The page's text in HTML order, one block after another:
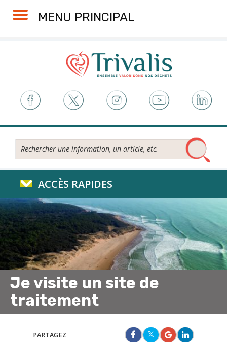
MENU PRINCIPAL
Rechercher...
ACCÈS RAPIDES
Je visite un site de
traitement
PARTAGEZ